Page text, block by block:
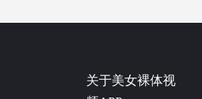
关于美女裸体视